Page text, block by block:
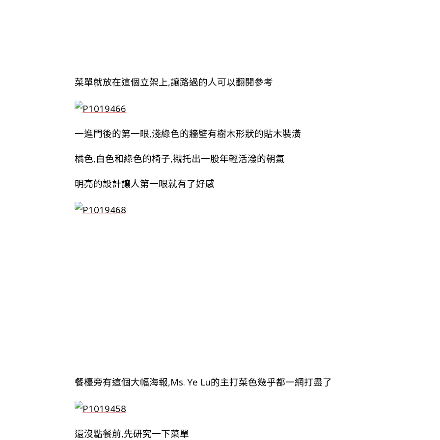
菜單就放在這個立架上,讓路過的人可以翻閱參考
一進門後的第一眼,淺綠色的牆壁有樹木形狀的貼木裝潢
橘色,白色和綠色的椅子,襯托出一股年輕活潑的朝氣
明亮的設計讓人第一眼就有了好感
餐檯旁有這個大幅海報,Ms. Ye Lu的主打菜色幾乎都一網打盡了
還沒點餐前,先研究一下菜單